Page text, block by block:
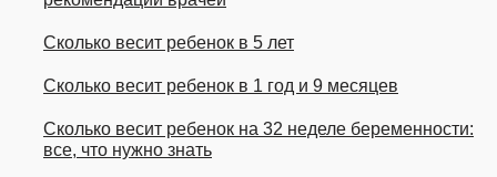
Сколько весит ребенок в 5 лет
Сколько весит ребенок в 1 год и 9 месяцев
Сколько весит ребенок на 32 неделе беременности:
все, что нужно знать